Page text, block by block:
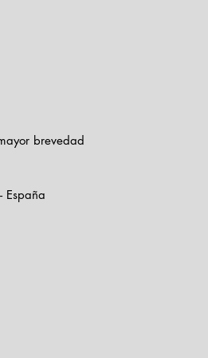
y diferenciación de
brevedad